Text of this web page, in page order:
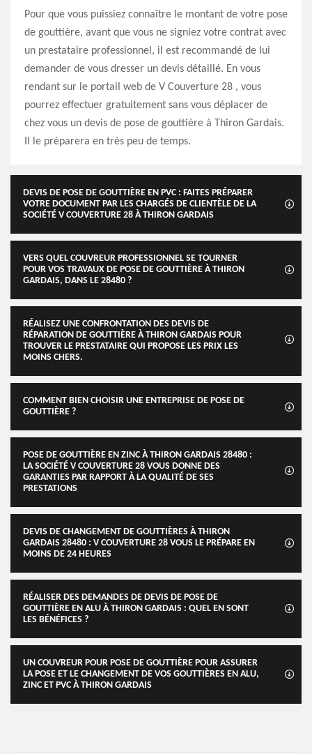
Pour que vous puissiez connaître le montant de votre pose
de gouttière, avant que vous ne signiez votre contrat avec
un prestataire professionnel, il est recommandé de lui
demander de vous dresser un devis détaillé. En vous
rendant sur le portail web de V Couverture 28 , vous
pourrez effectuer gratuitement sans vous déplacer de
chez vous un devis de pose de gouttière à Thiron Gardais.
Il le préparera en très peu de temps.
DEVIS DE POSE DE GOUTTIÈRE EN PVC : FAITES PRÉPARER
VOTRE DOCUMENT PAR LES CHARGÉS DE CLIENTÈLE DE LA
SOCIÉTÉ V COUVERTURE 28 À THIRON GARDAIS
VERS QUEL COUVREUR PROFESSIONNEL SE TOURNER
POUR VOS TRAVAUX DE POSE DE GOUTTIÈRE À THIRON
GARDAIS, DANS LE 28480 ?
RÉALISEZ UNE CONFRONTATION DES DEVIS DE
RÉPARATION DE GOUTTIÈRE À THIRON GARDAIS POUR
TROUVER LE PRESTATAIRE QUI PROPOSE LES PRIX LES
MOINS CHERS.
COMMENT BIEN CHOISIR UNE ENTREPRISE DE POSE DE
GOUTTIÈRE ?
POSE DE GOUTTIÈRE EN ZINC À THIRON GARDAIS 28480 :
LA SOCIÉTÉ V COUVERTURE 28 VOUS DONNE DES
GARANTIES PAR RAPPORT À LA QUALITÉ DE SES
PRESTATIONS
DEVIS DE CHANGEMENT DE GOUTTIÈRES À THIRON
GARDAIS 28480 : V COUVERTURE 28 VOUS LE PRÉPARE EN
MOINS DE 24 HEURES
RÉALISER DES DEMANDES DE DEVIS DE POSE DE
GOUTTIÈRE EN ALU À THIRON GARDAIS : QUEL EN SONT
LES BÉNÉFICES ?
UN COUVREUR POUR POSE DE GOUTTIÈRE POUR ASSURER
LA POSE ET LE CHANGEMENT DE VOS GOUTTIÈRES EN ALU,
ZINC ET PVC À THIRON GARDAIS